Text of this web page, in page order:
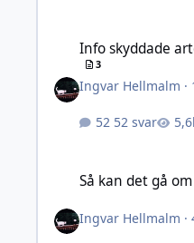
Info skyddade
3
Ingvar Hellmalm ·
52 svar
Så kan det gå
Ingvar Hellmalm ·